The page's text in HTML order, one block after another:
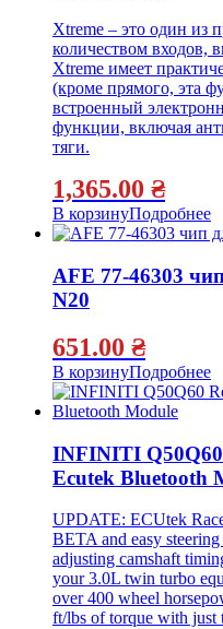
Xtreme – это один из
количеством входов,
Xtreme имеет
(кроме прямого, эта
встроенный
функции, включая
тяги.
1,365.00 ₴
В корзинуПодробнее
AFE 77-46303
N20
651.00 ₴
В корзинуПодробнее
INFINITI
Ecutek Bluetooth
UPDATE: ECUtek
BETA and easy
adjusting camshaft
your 3.0L twin turbo
over 400 wheel
ft/lbs of torque with just